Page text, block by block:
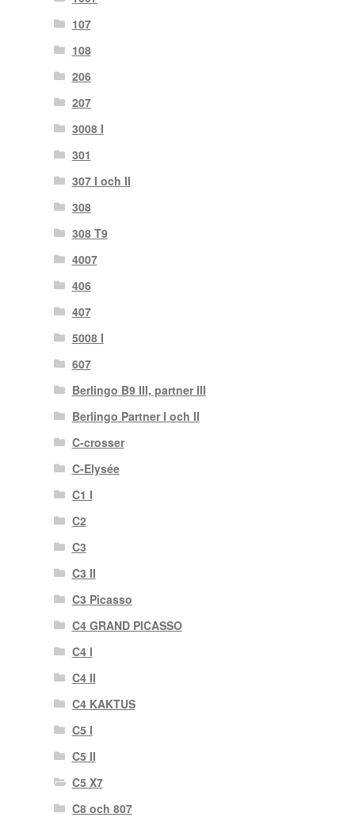
107
108
206
207
3008 I
301
307 I och II
308
308 T9
4007
406
407
5008 I
607
Berlingo B9 III, partner III
Berlingo Partner I och II
C-crosser
C-Elysée
C1 I
C2
C3
C3 II
C3 Picasso
C4 GRAND PICASSO
C4 I
C4 II
C4 KAKTUS
C5 I
C5 II
C5 X7
C8 och 807